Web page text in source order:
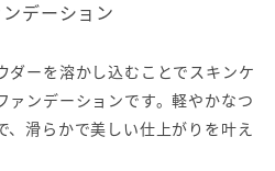
デーション
ダーを溶かし込むことでスキンケ
ァンデーションです。軽やかなつ
、滑らかで美しい仕上がりを叶え